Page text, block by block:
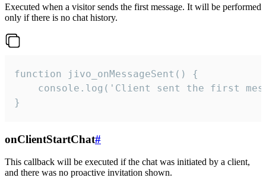
Executed when a visitor sends the first message. It will be performed
only if there is no chat history.
function jivo_onMessageSent() {
console.log('Client sent the first
}
onClientStartChat#
This callback will be executed if the chat was initiated by a client,
and there was no proactive invitation shown.